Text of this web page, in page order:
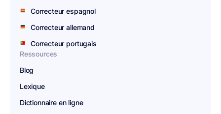
Correcteur espagnol
Correcteur allemand
Correcteur portugais
Ressources
Blog
Lexique
Dictionnaire en ligne